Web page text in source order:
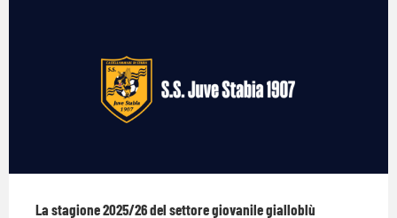
La stagione 2025/26 del settore giovanile gialloblù